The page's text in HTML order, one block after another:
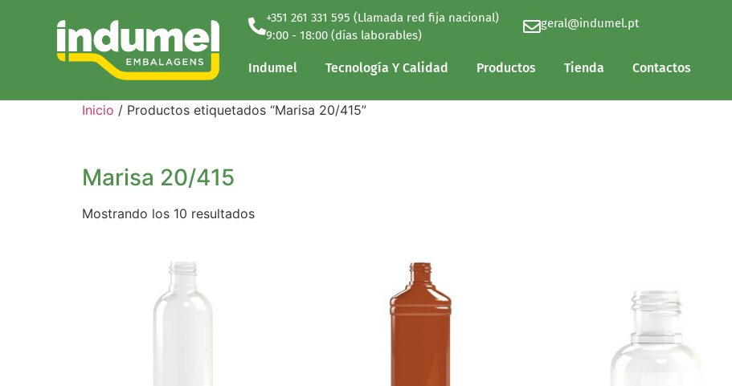
+351 261 331 595 (Llamada red fija nacional)
9:00 - 18:00 (días laborables)
geral@indumel.pt
Indumel Tecnología Y Calidad Productos Tienda Contactos
Indumel Tecnología Y Calidad Productos Tienda Contactos
Inicio / Productos etiquetados “Marisa 20/415”
Marisa 20/415
Mostrando los 10 resultados